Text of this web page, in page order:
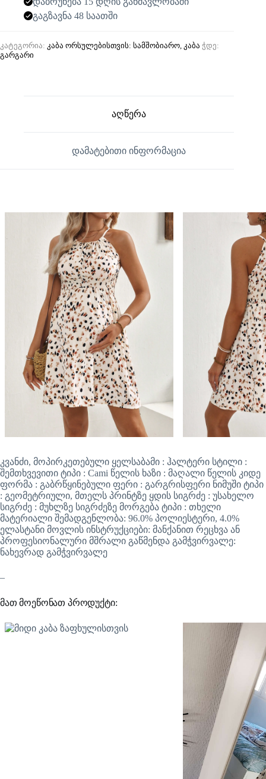
გაგზავნა 48 საათში
კატეგორია: კაბა ორსულებისთვის: სამშობიარო, კაბა ჭდე:
გარგარი
აღწერა
დამატებითი ინფორმაცია
კვანძი, მოპირკეთებული ყელსაბამი : ჰალტერი სტილი :
შემთხვევითი ტიპი : Cami წელის ხაზი : მაღალი წელის კიდე
ფორმა : გაბრწყინებული ფერი : გარგრისფერი ნიმუში ტიპი
: გეომეტრიული, მთელს პრინტზე ყდის სიგრძე : უსახელო
სიგრძე : მუხლზე სიგრძეზე მორგება ტიპი : თხელი
მატერიალი შემადგენლობა: 96.0% პოლიესტერი, 4.0%
ელასტანი მოვლის ინსტრუქციები: მანქანით რეცხვა ან
პროფესიონალური მშრალი გაწმენდა გამჭვირვალე:
ნახევრად გამჭვირვალე
–
მათ მოეწონათ პროდუქტი: